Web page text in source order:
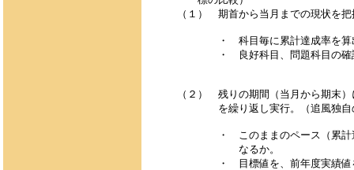
（１） 期首から当月までの現状を把
・ 科目毎に累計達成率を算
・ 良好科目、問題科目の確認
（２） 残りの期間（当月から期末）
を繰り返し実行。（追風独自の
・ このままのペース（累計達成
なるか。
・ 目標値を、前年度実績値をそ